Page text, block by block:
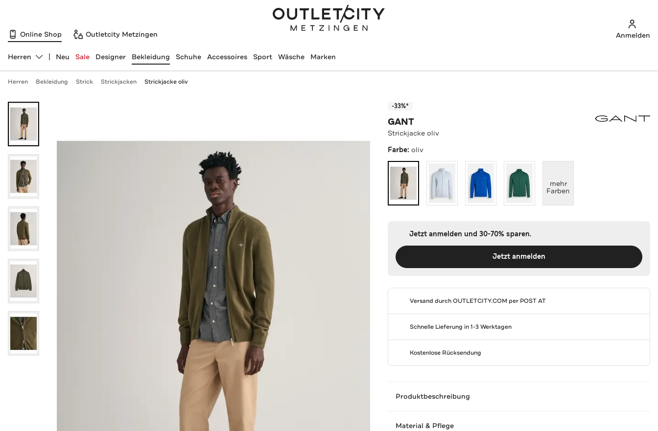
Online Shop Outletcity Metzingen Anmelden
Abteilung ändern, ausgewählt:
Herren Neu Sale Designer Bekleidung Schuhe Accessoires Sport Wäsche Marken
Herren Bekleidung Strick Strickjacken Strickjacke oliv
-33%*
GANT
Strickjacke oliv
Farbe:oliv
mehr
Farben
Jetzt anmelden und 30-70% sparen.
Jetzt anmelden
Versand durchOUTLETCITY.COM per POST AT
Schnelle Lieferung in 1-3 Werktagen
Kostenlose Rücksendung
Produktbeschreibung
Material & Pflege